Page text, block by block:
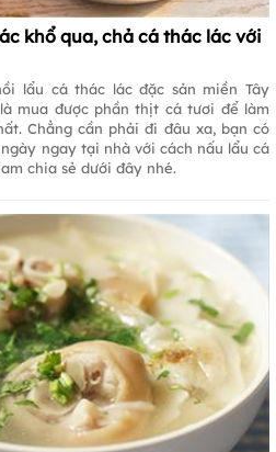
khổ qua, chả cá thác lác với
lẩu cá thác lác đặc sản miền Tây
mua được phần thịt cá tươi để làm
Chẳng cần phải đi đâu xa, bạn có
ngay tại nhà với cách nấu lẩu cá
chia sẻ dưới đây nhé.